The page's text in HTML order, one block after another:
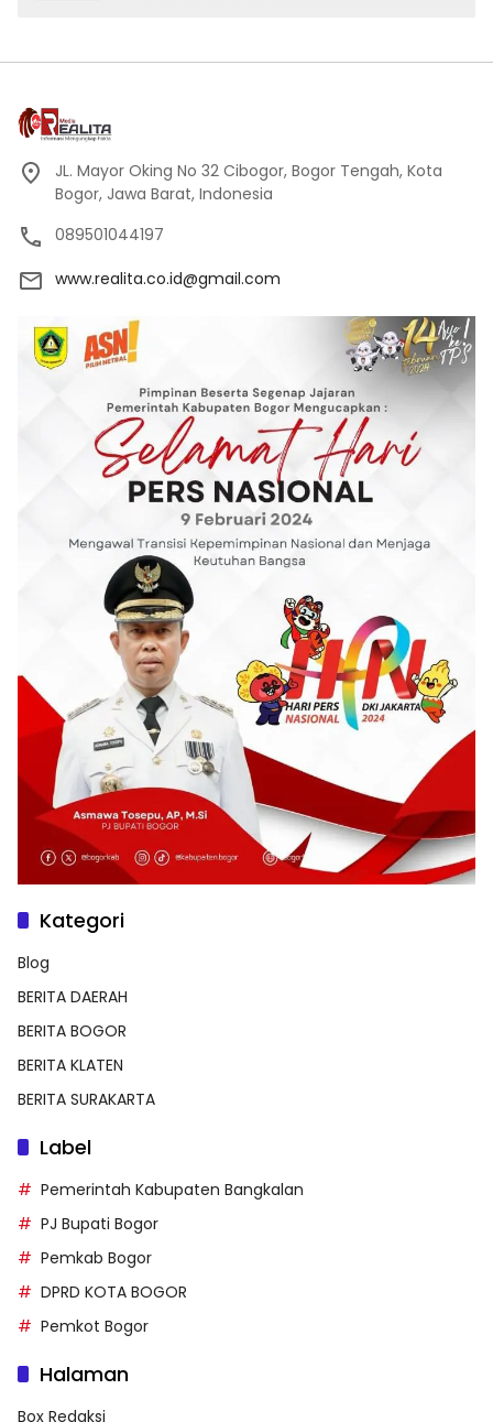
JL. Mayor Oking No 32 Cibogor, Bogor Tengah, Kota
Bogor, Jawa Barat, Indonesia
089501044197
www.realita.co.id@gmail.com
Kategori
Blog
BERITA DAERAH
BERITA BOGOR
BERITA KLATEN
BERITA SURAKARTA
Label
Pemerintah Kabupaten Bangkalan
PJ Bupati Bogor
Pemkab Bogor
DPRD KOTA BOGOR
Pemkot Bogor
Halaman
Box Redaksi